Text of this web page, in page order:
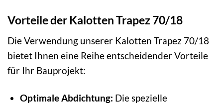
Vorteile der Kalotten Trapez 70/18
Die Verwendung unserer Kalotten Trapez 70/18
bietet Ihnen eine Reihe entscheidender Vorteile
für Ihr Bauprojekt:
Optimale Abdichtung: Die spezielle